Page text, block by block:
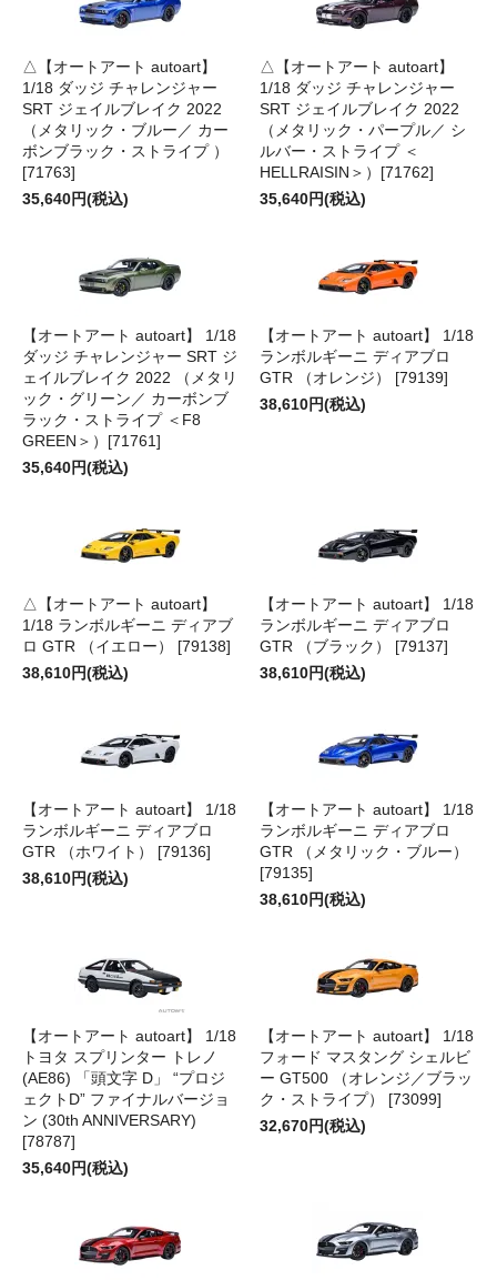
△【オートアート autoart】
1/18 ダッジ チャレンジャー
SRT ジェイルブレイク 2022
（メタリック・ブルー／ カー
ボンブラック・ストライプ ）
[71763]
35,640円(税込)
△【オートアート autoart】
1/18 ダッジ チャレンジャー
SRT ジェイルブレイク 2022
（メタリック・パープル／ シ
ルバー・ストライプ ＜
HELLRAISIN＞）[71762]
35,640円(税込)
【オートアート autoart】 1/18
ダッジ チャレンジャー SRT ジ
ェイルブレイク 2022 （メタリ
ック・グリーン／ カーボンブ
ラック・ストライプ ＜F8
GREEN＞）[71761]
35,640円(税込)
【オートアート autoart】 1/18
ランボルギーニ ディアブロ
GTR （オレンジ） [79139]
38,610円(税込)
△【オートアート autoart】
1/18 ランボルギーニ ディアブ
ロ GTR （イエロー） [79138]
38,610円(税込)
【オートアート autoart】 1/18
ランボルギーニ ディアブロ
GTR （ブラック） [79137]
38,610円(税込)
【オートアート autoart】 1/18
ランボルギーニ ディアブロ
GTR （ホワイト） [79136]
38,610円(税込)
【オートアート autoart】 1/18
ランボルギーニ ディアブロ
GTR （メタリック・ブルー）
[79135]
38,610円(税込)
【オートアート autoart】 1/18
トヨタ スプリンター トレノ
(AE86) 「頭文字 D」 “プロジ
ェクトD” ファイナルバージョ
ン (30th ANNIVERSARY)
[78787]
35,640円(税込)
【オートアート autoart】 1/18
フォード マスタング シェルビ
ー GT500 （オレンジ／ブラッ
ク・ストライプ） [73099]
32,670円(税込)